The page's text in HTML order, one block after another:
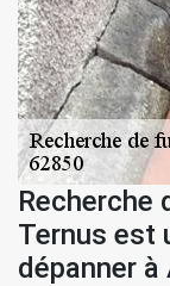
Recherche
Ternus est
dépanner